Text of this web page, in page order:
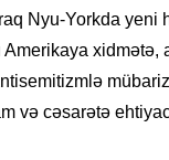
Nyu-Yorkda yeni
Amerikaya xidmətə,
və cəsarətə